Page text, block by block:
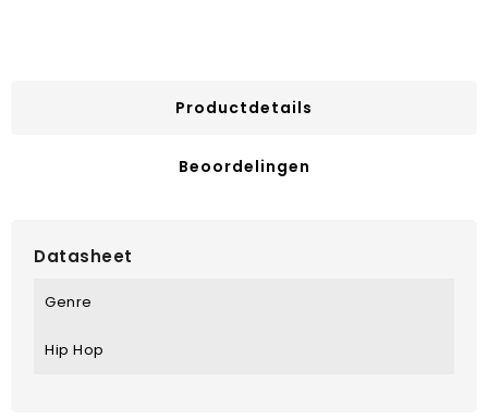
Productdetails
Beoordelingen
Datasheet
Genre
Hip Hop